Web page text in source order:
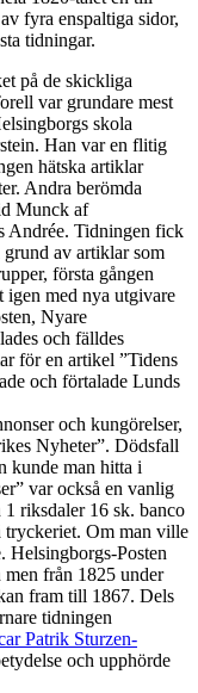
fyra enspaltiga sidor,
tidningar.
på de skickliga
var grundare mest
skola
Han var en flitig
hätska artiklar
Andra berömda
Munck af
Andrée. Tidningen fick
av artiklar som
första gången
igen med nya utgivare
Nyare
och fälldes
för en artikel ”Tidens
och förtalade Lunds
och kungörelser,
Nyheter”. Dödsfall
kunde man hitta i
var också en vanlig
riksdaler 16 sk. banco
tryckeriet. Om man ville
Helsingborgs-Posten
från 1825 under
fram till 1867. Dels
tidningen
Patrik Sturzen-
och upphörde